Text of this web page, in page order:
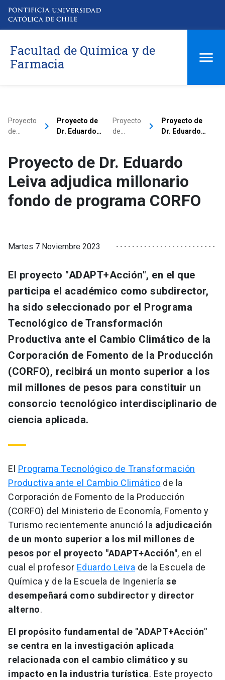
Facultad de Química y de
Farmacia
Proyecto
de…
keyboard_arrow_right
Proyecto de
Dr. Eduardo…
Proyecto
de…
keyboard_arrow_right
Proyecto de
Dr. Eduardo…
Proyecto de Dr. Eduardo
Leiva adjudica millonario
fondo de programa CORFO
Martes 7 Noviembre 2023
El proyecto "ADAPT+Acción", en el que
participa el académico como subdirector,
ha sido seleccionado por el Programa
Tecnológico de Transformación
Productiva ante el Cambio Climático de la
Corporación de Fomento de la Producción
(CORFO), recibirá un monto superior a los
mil millones de pesos para constituir un
consorcio tecnológico interdisciplinario de
ciencia aplicada.
El Programa Tecnológico de Transformación
Productiva ante el Cambio Climático de la
Corporación de Fomento de la Producción
(CORFO) del Ministerio de Economía, Fomento y
Turismo recientemente anunció la adjudicación
de un monto superior a los mil millones de
pesos por el proyecto "ADAPT+Acción", en el
cual el profesor Eduardo Leiva de la Escuela de
Química y de la Escuela de Ingeniería se
desempeñará como subdirector y director
alterno.
El propósito fundamental de "ADAPT+Acción"
se centra en la investigación aplicada
relacionada con el cambio climático y su
impacto en la industria turística. Este proyecto